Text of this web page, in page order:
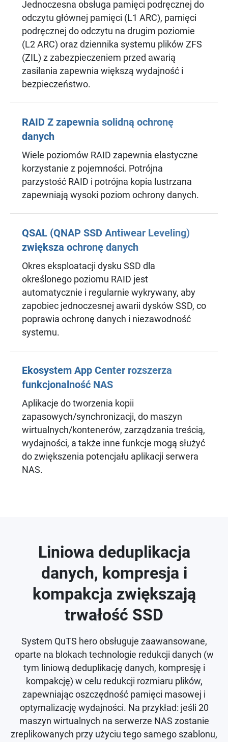
Jednoczesna obsługa pamięci podręcznej do
odczytu głównej pamięci (L1 ARC), pamięci
podręcznej do odczytu na drugim poziomie
(L2 ARC) oraz dziennika systemu plików ZFS
(ZIL) z zabezpieczeniem przed awarią
zasilania zapewnia większą wydajność i
bezpieczeństwo.
RAID Z zapewnia solidną ochronę
danych
Wiele poziomów RAID zapewnia elastyczne
korzystanie z pojemności. Potrójna
parzystość RAID i potrójna kopia lustrzana
zapewniają wysoki poziom ochrony danych.
QSAL (QNAP SSD Antiwear Leveling)
zwiększa ochronę danych
Okres eksploatacji dysku SSD dla
określonego poziomu RAID jest
automatycznie i regularnie wykrywany, aby
zapobiec jednoczesnej awarii dysków SSD, co
poprawia ochronę danych i niezawodność
systemu.
Ekosystem App Center rozszerza
funkcjonalność NAS
Aplikacje do tworzenia kopii
zapasowych/synchronizacji, do maszyn
wirtualnych/kontenerów, zarządzania treścią,
wydajności, a także inne funkcje mogą służyć
do zwiększenia potencjału aplikacji serwera
NAS.
Liniowa deduplikacja
danych, kompresja i
kompakcja zwiększają
trwałość SSD
System QuTS hero obsługuje zaawansowane,
oparte na blokach technologie redukcji danych (w
tym liniową deduplikację danych, kompresję i
kompakcję) w celu redukcji rozmiaru plików,
zapewniając oszczędność pamięci masowej i
optymalizację wydajności. Na przykład: jeśli 20
maszyn wirtualnych na serwerze NAS zostanie
zreplikowanych przy użyciu tego samego szablonu,